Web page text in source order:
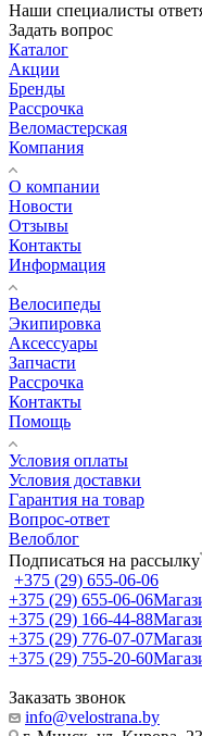
Наши специалисты
Задать вопрос
Каталог
Акции
Бренды
Рассрочка
Веломастерская
Компания
О компании
Новости
Отзывы
Контакты
Информация
Велосипеды
Экипировка
Аксессуары
Запчасти
Рассрочка
Контакты
Помощь
Условия оплаты
Условия доставки
Гарантия на товар
Вопрос-ответ
Велоблог
Подписаться на рассылку
+375 (29) 655-06-06
+375 (29) 655-06-06
+375 (29) 166-44-88
+375 (29) 776-07-07
+375 (29) 755-20-60
Заказать звонок
info@velostrana.by